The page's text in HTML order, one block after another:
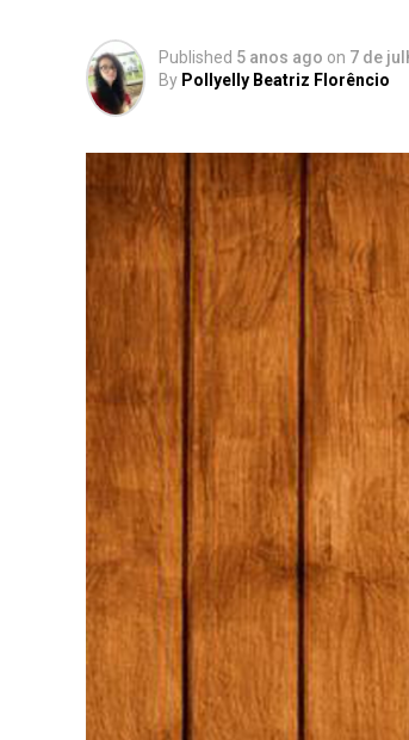
Published 5 anos ago on 7 de
By Pollyelly Beatriz Florêncio